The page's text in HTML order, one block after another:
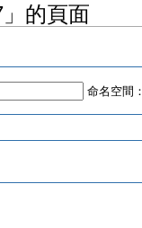
的頁面
命名空間：